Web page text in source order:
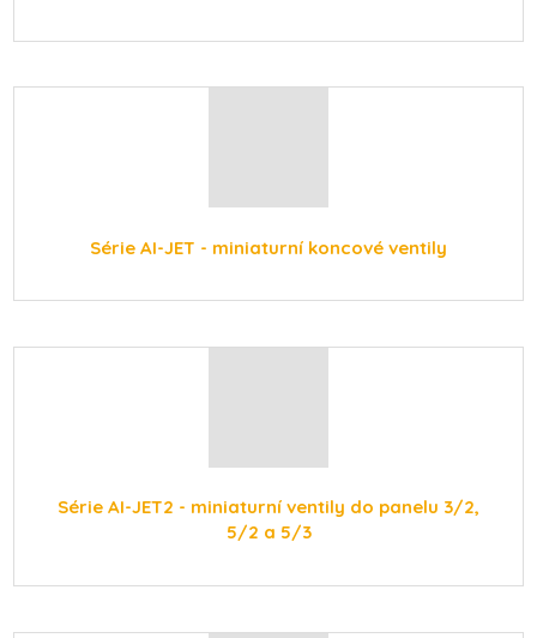
Série AI-JET - miniaturní koncové ventily
Série AI-JET2 - miniaturní ventily do panelu 3/2,
5/2 a 5/3